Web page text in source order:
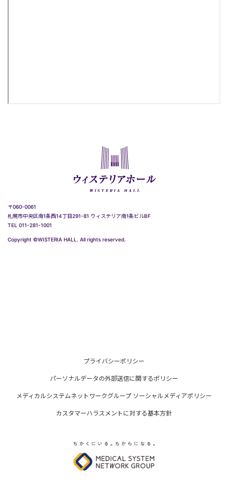
〒060-0061
札幌市中央区南1条西14丁目291-81 ウィステリア南1条ビルBF
TEL 011-281-1001
Copyright ©WISTERIA HALL. All rights reserved.
プライバシーポリシー
パーソナルデータの外部送信に関するポリシー
メディカルシステムネットワークグループ ソーシャルメディアポリシー
カスタマーハラスメントに対する基本方針